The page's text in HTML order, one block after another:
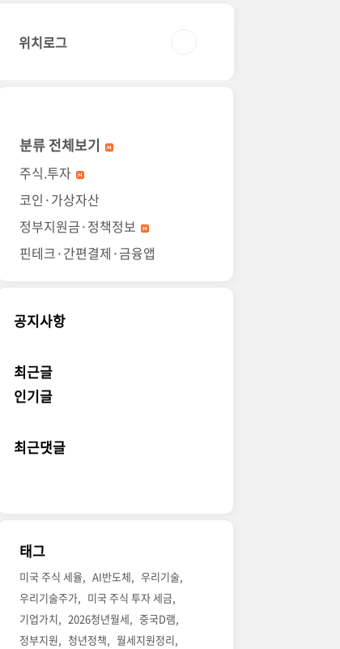
위치로그
분류 전체보기
주식.투자
코인·가상자산
정부지원금·정책정보
핀테크·간편결제·금융앱
공지사항
최근글
인기글
최근댓글
태그
미국 주식 세율 AI반도체
우리기술
우리기술주가
미국 주식 투자 세금
기업가치
2026청년월세
중국D램
정부지원
청년정책
월세지원정리